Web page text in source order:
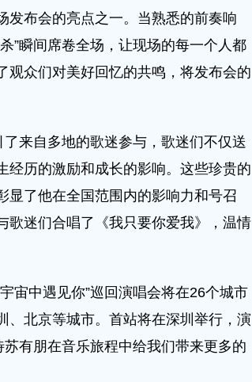
发布会的亮点之一。当熟悉的前奏响
”瞬间席卷全场，让现场的每一个人都
观众们对美好回忆的共鸣，将发布会的
来自多地的歌迷参与，歌迷们不仅送
经历的激励和成长的影响。这些珍贵的
显了他在全国范围内的影响力和号召
歌迷们合唱了《我只要你爱我》，温情
中遇见你”巡回演唱会将在26个城市
、北京等城市。首站将在深圳举行，演
有朋在音乐旅程中给我们带来更多的